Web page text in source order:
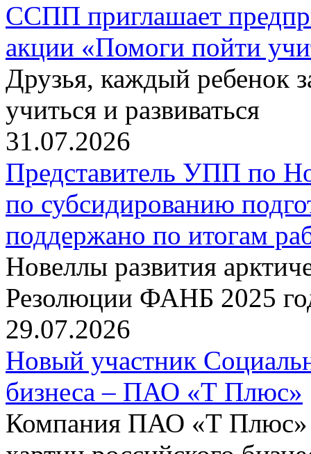
ССПП приглашает
акции «Помоги пойти
Друзья, каждый ребенок
учиться и развиваться
31.07.2026
Представитель УПП по
по субсидированию
поддержано по итогам
Новеллы развития
Резолюции ФАНБ 2025
29.07.2026
Новый участник
бизнеса – ПАО «Т Плюс»
Компания ПАО «Т Плюс»